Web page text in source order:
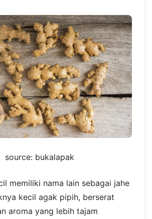
source: bukalapak
memiliki nama lain sebagai jahe
kecil agak pipih, berserat
aroma yang lebih tajam